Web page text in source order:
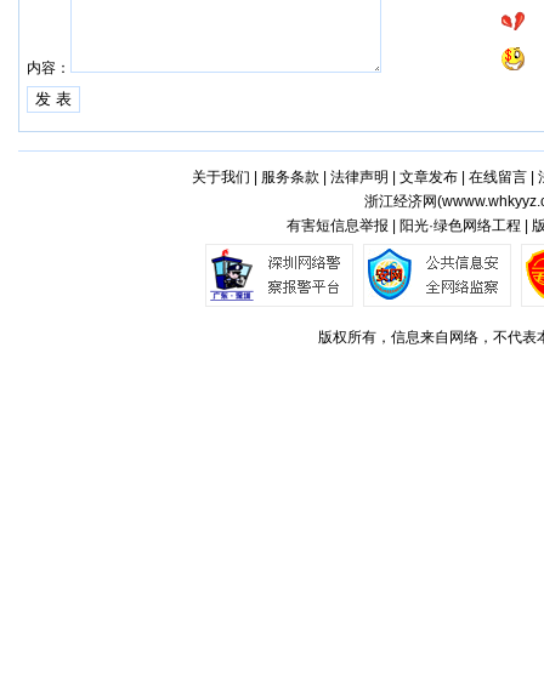
内容：
关于我们 服务条款 法律声明 文章发布| 在线留言|
浙江经济网(
有害短信息举报 | 阳光·绿色网络工程 |
版权所有，信息来自网络，不代